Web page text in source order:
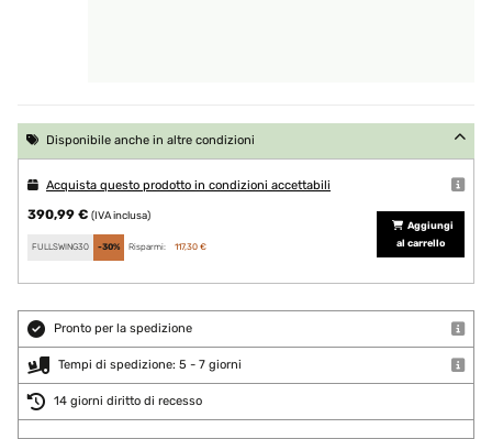
Disponibile anche in altre condizioni
Acquista questo prodotto in condizioni accettabili
390,99 € (IVA inclusa)
FULLSWING30 -30% Risparmi: 117,30 €
Aggiungi
al carrello
Pronto per la spedizione
Tempi di spedizione: 5 - 7 giorni
14 giorni diritto di recesso